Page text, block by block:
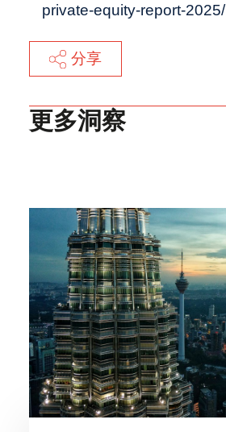
private-equity-report-2025/
分享
更多洞察